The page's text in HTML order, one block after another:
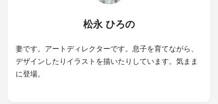
松永 ひろの
妻です。アートディレクターです。息子を育てながら、
デザインしたりイラストを描いたりしています。気まま
に登場。